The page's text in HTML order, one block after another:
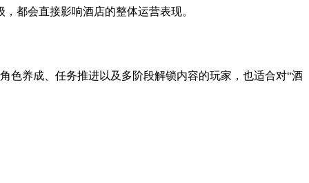
都会直接影响酒店的整体运营表现。
色养成、任务推进以及多阶段解锁内容的玩家，也适合对“酒